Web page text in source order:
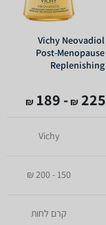
Vichy Neovadiol
Post-Menopause
Replenishing
225
₪
- 189
₪
Vichy
150 - 200 ₪
קרם לחות